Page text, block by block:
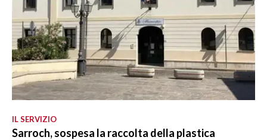
IL SERVIZIO
Sarroch, sospesa la raccolta della plastica